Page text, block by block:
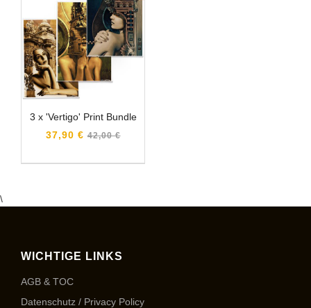
3 x 'Vertigo' Print Bundle
37,90 € Normaler
42,00 €
\
WICHTIGE LINKS
AGB & TOC
Datenschutz / Privacy Policy